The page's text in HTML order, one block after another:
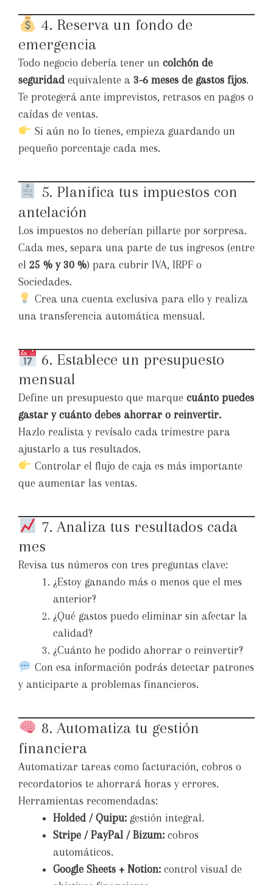
4. Reserva un fondo de
emergencia
Todo negocio debería tener un colchón de
seguridad equivalente a 3-6 meses de gastos fijos.
Te protegerá ante imprevistos, retrasos en pagos o
caídas de ventas.
Si aún no lo tienes, empieza guardando un
pequeño porcentaje cada mes.
5. Planifica tus impuestos con
antelación
Los impuestos no deberían pillarte por sorpresa.
Cada mes, separa una parte de tus ingresos (entre
el 25 % y 30 %) para cubrir IVA, IRPF o
Sociedades.
Crea una cuenta exclusiva para ello y realiza
una transferencia automática mensual.
6. Establece un presupuesto
mensual
Define un presupuesto que marque cuánto puedes
gastar y cuánto debes ahorrar o reinvertir.
Hazlo realista y revísalo cada trimestre para
ajustarlo a tus resultados.
Controlar el flujo de caja es más importante
que aumentar las ventas.
7. Analiza tus resultados cada
mes
Revisa tus números con tres preguntas clave:
¿Estoy ganando más o menos que el mes
anterior?
¿Qué gastos puedo eliminar sin afectar la
calidad?
¿Cuánto he podido ahorrar o reinvertir?
Con esa información podrás detectar patrones
y anticiparte a problemas financieros.
8. Automatiza tu gestión
financiera
Automatizar tareas como facturación, cobros o
recordatorios te ahorrará horas y errores.
Herramientas recomendadas:
Holded / Quipu: gestión integral.
Stripe / PayPal / Bizum: cobros
automáticos.
Google Sheets + Notion: control visual de